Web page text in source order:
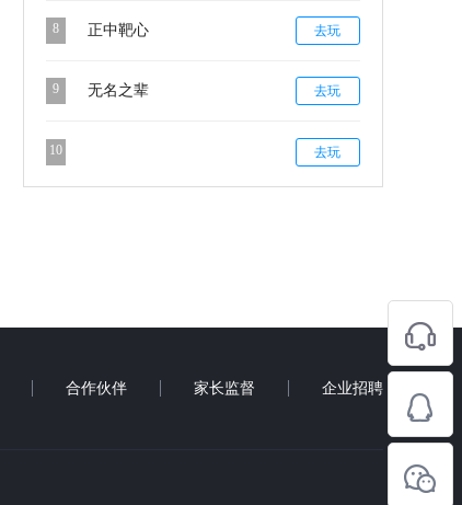
8 正中靶心 去玩
9 无名之辈 去玩
10 去玩
合作伙伴 家长监督 企业招聘